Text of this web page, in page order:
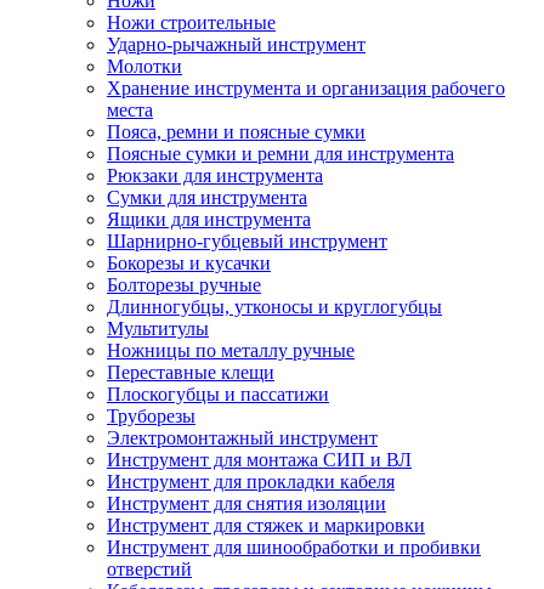
Ножи строительные
Ударно-рычажный инструмент
Молотки
Хранение инструмента и организация рабочего
места
Пояса, ремни и поясные сумки
Поясные сумки и ремни для инструмента
Рюкзаки для инструмента
Сумки для инструмента
Ящики для инструмента
Шарнирно-губцевый инструмент
Бокорезы и кусачки
Болторезы ручные
Длинногубцы, утконосы и круглогубцы
Мультитулы
Ножницы по металлу ручные
Переставные клещи
Плоскогубцы и пассатижи
Труборезы
Электромонтажный инструмент
Инструмент для монтажа СИП и ВЛ
Инструмент для прокладки кабеля
Инструмент для снятия изоляции
Инструмент для стяжек и маркировки
Инструмент для шинообработки и пробивки
отверстий